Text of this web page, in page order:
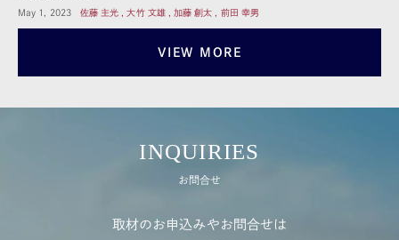
May 1, 2023 佐藤 主光 , 大竹 文雄 , 加藤 創太 , 前田 幸男
VIEW MORE
INQUIRIES
お問合せ
取材のお申込みやお問合せは